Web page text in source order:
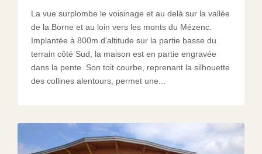
La vue surplombe le voisinage et au delà sur la vallée
de la Borne et au loin vers les monts du Mézenc.
Implantée à 800m d'altitude sur la partie basse du
terrain côté Sud, la maison est en partie engravée
dans la pente. Son toit courbe, reprenant la silhouette
des collines alentours, permet une...